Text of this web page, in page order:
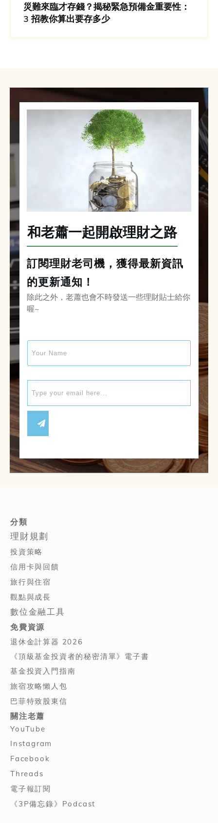
災難來臨才存錢？揭秘緊急預備金重要性：
3 招教你算出要存多少
和老蕭一起開啟理財之路
訂閱理財老司機，獲得最新資訊
的更新通知！
除此之外，老蕭也會不時發送一些理財貼士給你
喔~
分類
理財規劃
投資策略
信用卡與回饋
旅行與住宿
觀點與成長
數位金融工具
免費資源
退休金計算器 2026
《頂級基金投資者的秘密清單》電子書
基金投資入門指南
旅宿攻略懶人包
巴菲特致股東信
關注老蕭
YouTube
Instagram
Facebook
Threads
電子報訂閱
《3P備忘錄》Podcast